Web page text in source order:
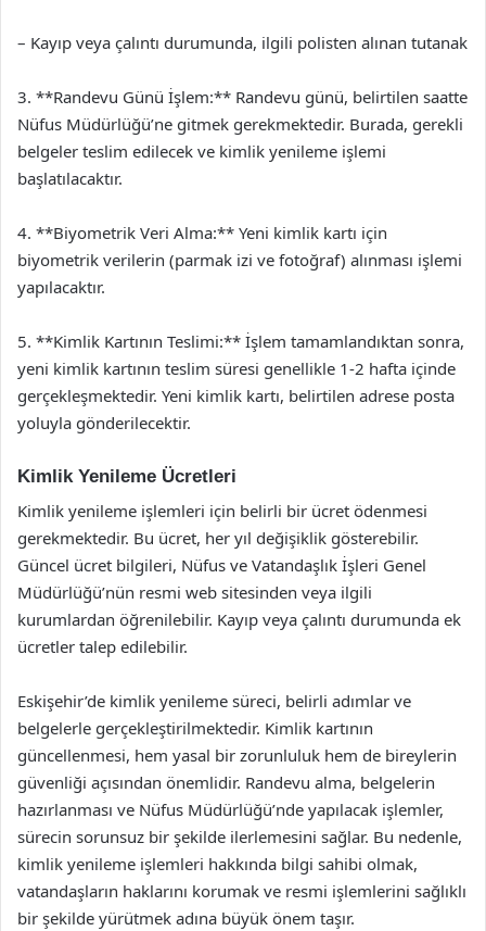
– Kayıp veya çalıntı durumunda, ilgili polisten alınan tutanak
3. **Randevu Günü İşlem:** Randevu günü, belirtilen saatte
Nüfus Müdürlüğü’ne gitmek gerekmektedir. Burada, gerekli
belgeler teslim edilecek ve kimlik yenileme işlemi
başlatılacaktır.
4. **Biyometrik Veri Alma:** Yeni kimlik kartı için
biyometrik verilerin (parmak izi ve fotoğraf) alınması işlemi
yapılacaktır.
5. **Kimlik Kartının Teslimi:** İşlem tamamlandıktan sonra,
yeni kimlik kartının teslim süresi genellikle 1-2 hafta içinde
gerçekleşmektedir. Yeni kimlik kartı, belirtilen adrese posta
yoluyla gönderilecektir.
Kimlik Yenileme Ücretleri
Kimlik yenileme işlemleri için belirli bir ücret ödenmesi
gerekmektedir. Bu ücret, her yıl değişiklik gösterebilir.
Güncel ücret bilgileri, Nüfus ve Vatandaşlık İşleri Genel
Müdürlüğü’nün resmi web sitesinden veya ilgili
kurumlardan öğrenilebilir. Kayıp veya çalıntı durumunda ek
ücretler talep edilebilir.
Eskişehir’de kimlik yenileme süreci, belirli adımlar ve
belgelerle gerçekleştirilmektedir. Kimlik kartının
güncellenmesi, hem yasal bir zorunluluk hem de bireylerin
güvenliği açısından önemlidir. Randevu alma, belgelerin
hazırlanması ve Nüfus Müdürlüğü’nde yapılacak işlemler,
sürecin sorunsuz bir şekilde ilerlemesini sağlar. Bu nedenle,
kimlik yenileme işlemleri hakkında bilgi sahibi olmak,
vatandaşların haklarını korumak ve resmi işlemlerini sağlıklı
bir şekilde yürütmek adına büyük önem taşır.